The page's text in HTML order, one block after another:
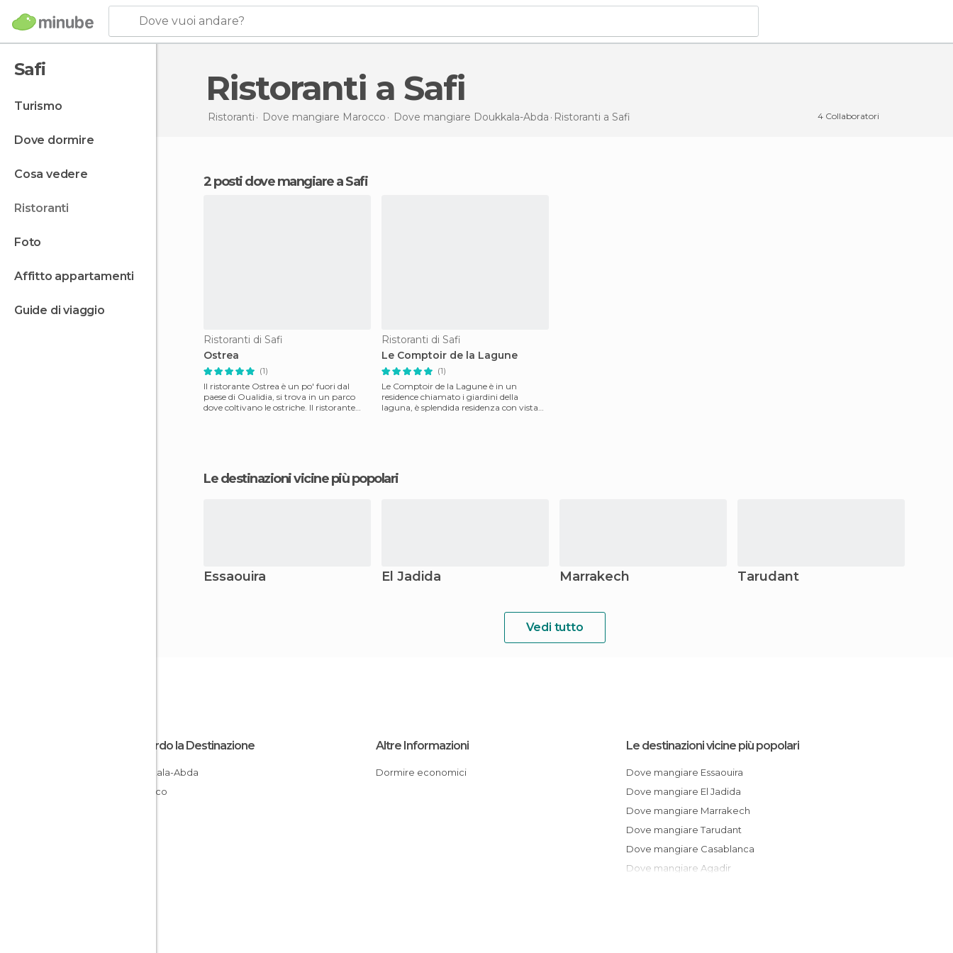
Dove vuoi andare?
Safi
turismo
dove dormire
cosa vedere
ristoranti
foto
affitto appartamenti
guide di viaggio
Ristoranti a Safi
Ristoranti Dove mangiare Marocco Dove mangiare Doukkala-Abda Ristoranti a Safi 4 Collaboratori
2 posti dove mangiare a Safi
Ristoranti di Safi
Ostrea
(1)
Il ristorante Ostrea è un po' fuori dal
paese di Oualidia, si trova in un parco
dove coltivano le ostriche. Il ristorante
Ristoranti di Safi
Le Comptoir de la Lagune
(1)
Le Comptoir de la Lagune è in un
residence chiamato i giardini della
laguna, è splendida residenza con vista
Le destinazioni vicine più popolari
Essaouira El Jadida Marrakech Tarudant
Vedi tutto
Riguardo la Destinazione
Doukkala-Abda
Marocco
Altre Informazioni
Dormire economici
Le destinazioni vicine più popolari
Dove mangiare Essaouira
Dove mangiare El Jadida
Dove mangiare Marrakech
Dove mangiare Tarudant
Dove mangiare Casablanca
Dove mangiare Agadir